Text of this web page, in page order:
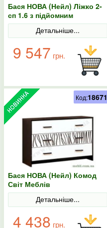
Бася НОВА (Нейл) Ліжко 2-
сп 1.6 з підйомним
механізмом Світ Меблів
Детальніше...
9 547 грн.
Бася НОВА (Нейл) Комод
Світ Меблів
Детальніше...
4 438 грн.
Код:18671